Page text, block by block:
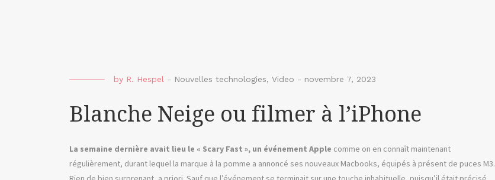
by R. Hespel - Nouvelles technologies, Video - novembre 7, 2023
Blanche Neige ou filmer à l’iPhone
La semaine dernière avait lieu le « Scary Fast », un événement Apple comme on en connaît maintenant
régulièrement, durant lequel la marque à la pomme a annoncé ses nouveaux Macbooks, équipés à présent de puces M3.